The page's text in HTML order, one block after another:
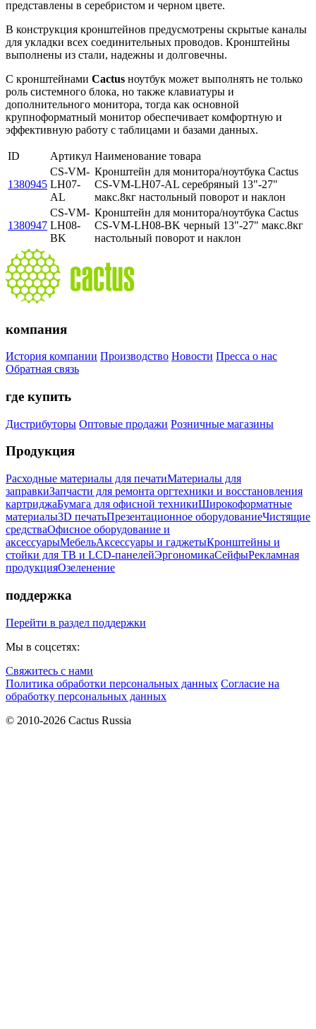
представлены в серебристом и черном цвете.
В конструкция кронштейнов предусмотрены скрытые каналы
для укладки всех соединительных проводов. Кронштейны
выполнены из стали, надежны и долговечны.
С кронштейнами Cactus ноутбук может выполнять не только
роль системного блока, но также клавиатуры и
дополнительного монитора, тогда как основной
крупноформатный монитор обеспечивает комфортную и
эффективную работу с таблицами и базами данных.
ID Артикул Наименование товара
1380945
CS-VM-
LH07-
AL
Кронштейн для монитора/ноутбука Cactus
CS-VM-LH07-AL серебряный 13"-27"
макс.8кг настольный поворот и наклон
1380947
CS-VM-
LH08-
BK
Кронштейн для монитора/ноутбука Cactus
CS-VM-LH08-BK черный 13"-27" макс.8кг
настольный поворот и наклон
компания
История компании Производство Новости Пресса о нас
Обратная связь
где купить
Дистрибуторы Оптовые продажи Розничные магазины
Продукция
Расходные материалы для печатиМатериалы для
заправкиЗапчасти для ремонта оргтехники и восстановления
картриджаБумага для офисной техникиШирокоформатные
материалы3D печатьПрезентационное оборудованиеЧистящие
средстваОфисное оборудование и
аксессуарыМебельАксессуары и гаджетыКронштейны и
стойки для ТВ и LCD-панелейЭргономикаСейфыРекламная
продукцияОзеленение
поддержка
Перейти в раздел поддержки
Мы в соцсетях:
Свяжитесь с нами
Политика обработки персональных данных Согласие на
обработку персональных данных
© 2010-2026 Cactus Russia